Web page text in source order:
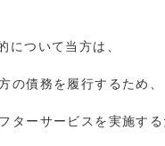
について当方は、
の債務を履行するため、
ターサービスを実施する